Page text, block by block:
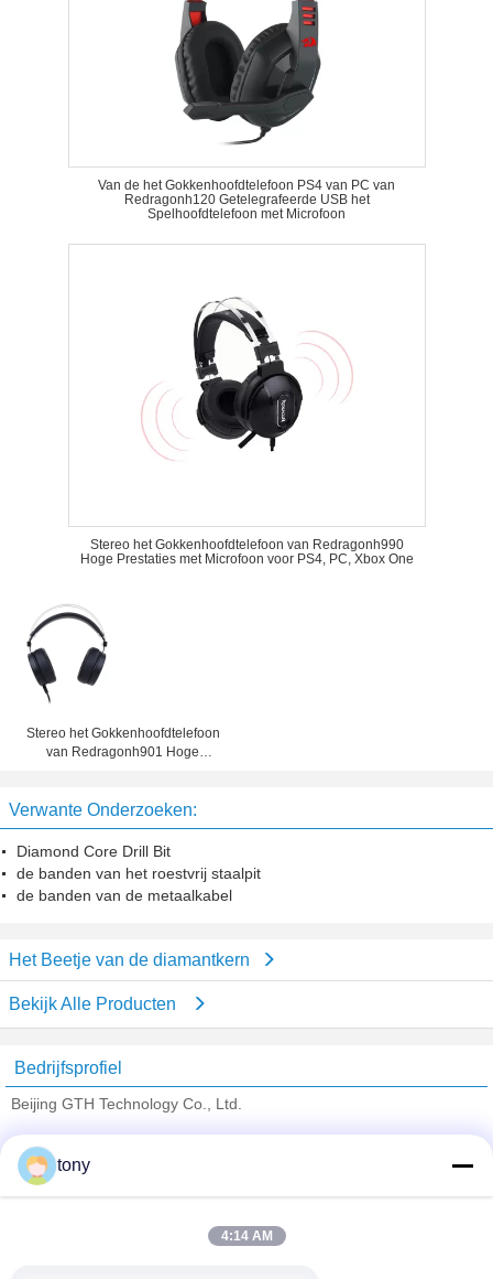
Van de het Gokkenhoofdtelefoon PS4 van PC van
Redragonh120 Getelegrafeerde USB het
Spelhoofdtelefoon met Microfoon
Stereo het Gokkenhoofdtelefoon van Redragonh990
Hoge Prestaties met Microfoon voor PS4, PC, Xbox One
Stereo het Gokkenhoofdtelefoon
van Redragonh901 Hoge
Verwante Onderzoeken:
Diamond Core Drill Bit
de banden van het roestvrij staalpit
de banden van de metaalkabel
Het Beetje van de diamantkern
Bekijk Alle Producten
Bedrijfsprofiel
Beijing GTH Technology Co., Ltd.
Trust Seal
tony
4:14 AM